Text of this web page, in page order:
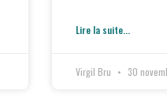
Lire la suite...
Virgil Bru 30